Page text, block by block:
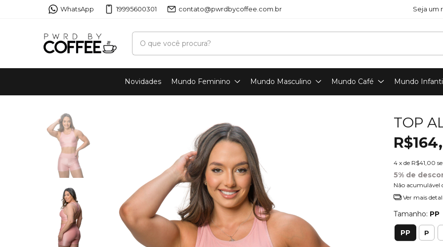
WhatsApp 19995600301 contato@pwrdbycoffee.com.br Seja um
Novidades Mundo Feminino Mundo Masculino Mundo Café Mundo
TOP
4 x de R$41,00
5% de
Não acumulável
Ver mais
Tamanho: PP
PP P